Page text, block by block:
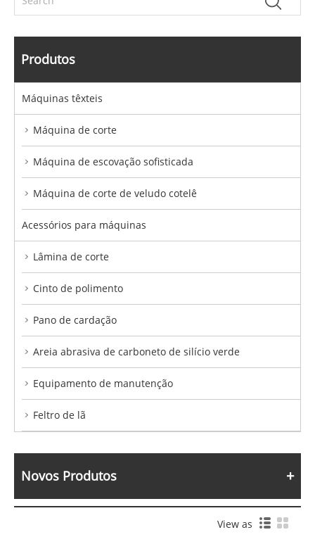
Produtos
Máquinas têxteis
Máquina de corte
Máquina de escovação sofisticada
Máquina de corte de veludo cotelê
Acessórios para máquinas
Lâmina de corte
Cinto de polimento
Pano de cardação
Areia abrasiva de carboneto de silício verde
Equipamento de manutenção
Feltro de lã
Novos Produtos
View as